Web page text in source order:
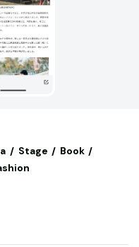
Stage
Book